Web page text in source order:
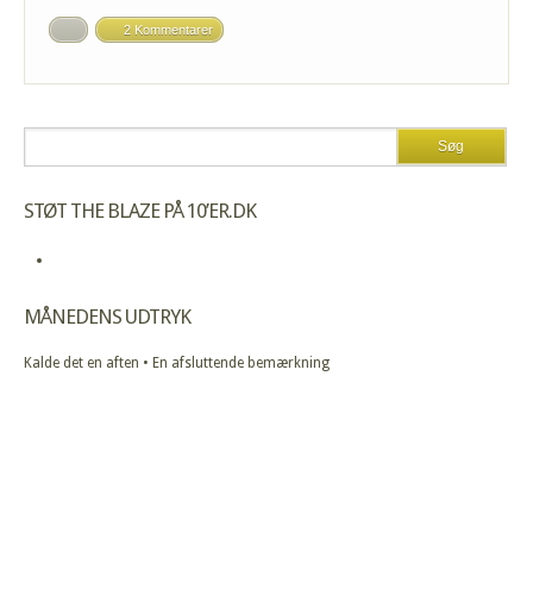
2 Kommentarer
STØT THE BLAZE PÅ 10’ER.DK
MÅNEDENS UDTRYK
Kalde det en aften • En afsluttende bemærkning